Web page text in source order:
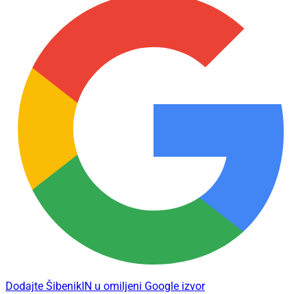
Dodajte ŠibenikIN u omiljeni Google izvor